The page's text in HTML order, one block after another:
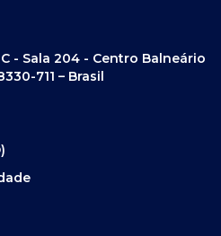
- Sala 204 - Centro Balneário
711 – Brasil